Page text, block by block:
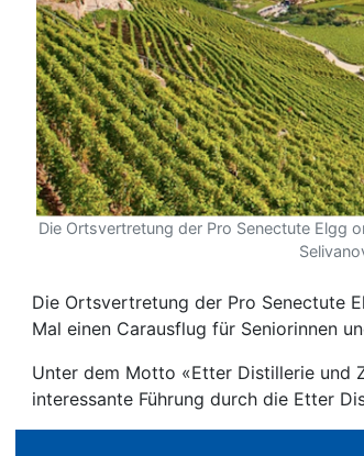
Die Ortsvertretung der Pro Senectute Elgg
Die Ortsvertretung der Pro Senectute
Mal einen Carausflug für Seniorinnen
Unter dem Motto «Etter Distillerie und
interessante Führung durch die Etter